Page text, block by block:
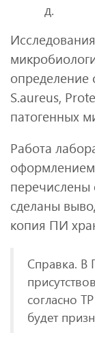
д.
S.aureus,
патогенных
Работа
перечислены
сделаны
копия ПИ
Справка. В
согласно
будет